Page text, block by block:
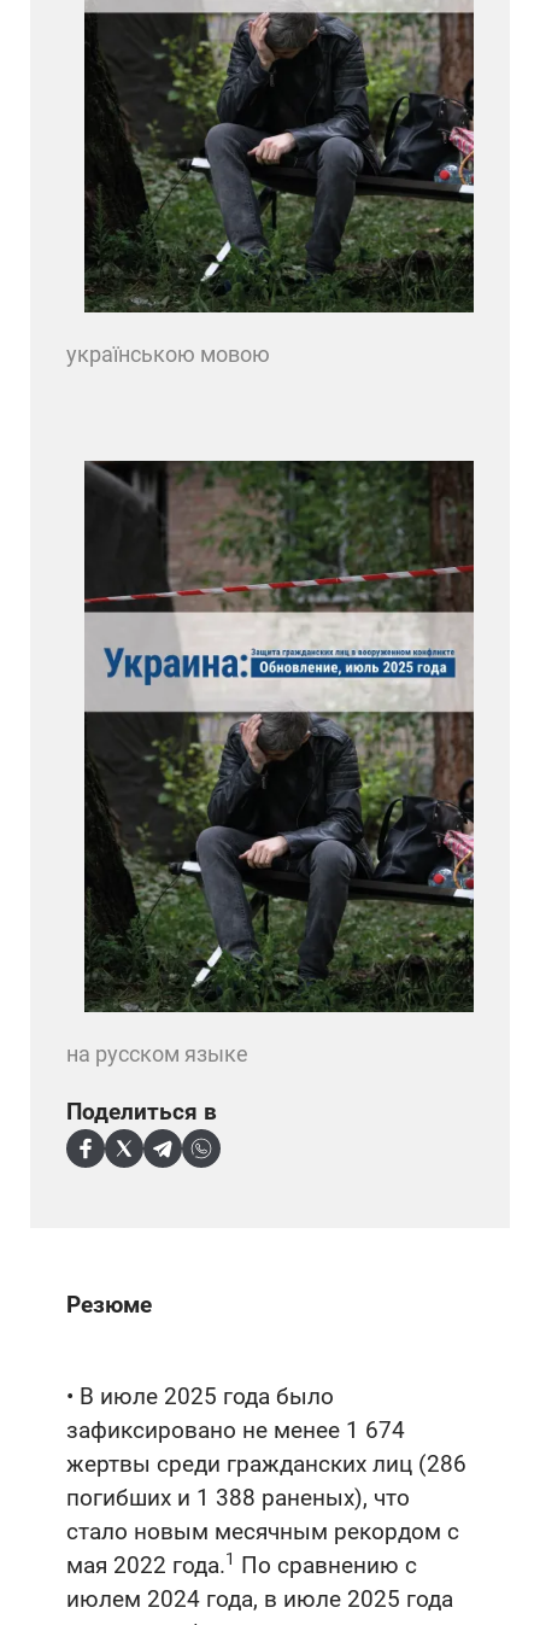
Резюме
• В июле 2025 года было
зафиксировано не менее 1 674
жертвы среди гражданских лиц (286
погибших и 1 388 раненых), что
стало новым месячным рекордом с
мая 2022 года.1 По сравнению с
июлем 2024 года, в июле 2025 года
українською мовою
на русском языке
Поделиться в